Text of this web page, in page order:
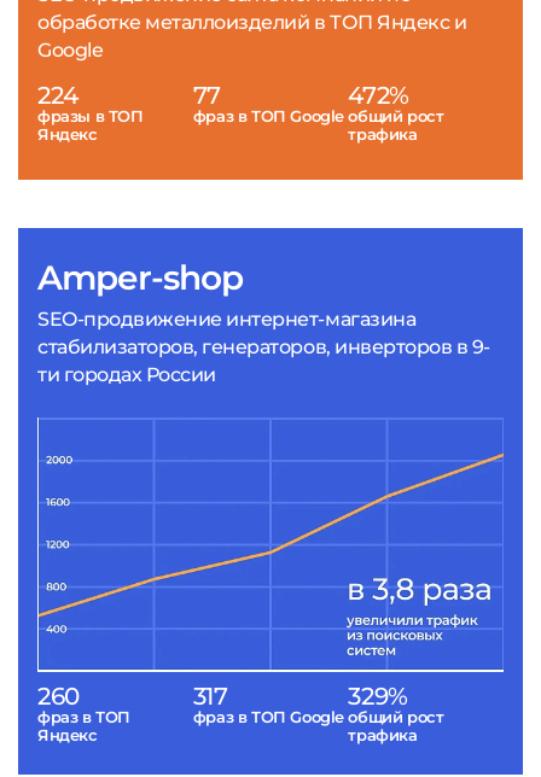
Amper-shop
SEO-продвижение интернет-магазина
стабилизаторов, генераторов, инверторов в 9-
ти городах России
260
фраз в ТОП
Яндекс
317
фраз в ТОП Google
329%
общий рост
трафика
обработке металлоизделий в ТОП Яндекс и
Google
224
фразы в ТОП
Яндекс
77
фраз в ТОП Google
472%
общий рост
трафика